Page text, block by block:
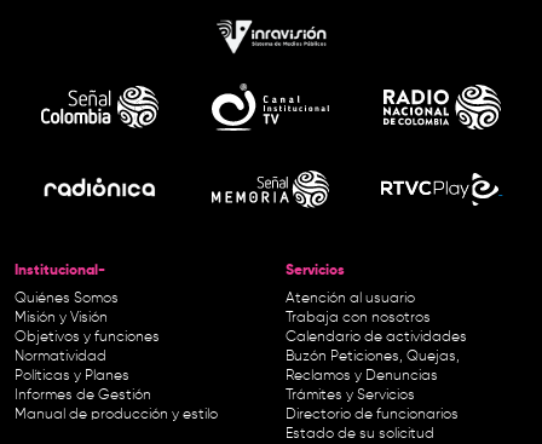
Institucional-
Quiénes Somos
Misión y Visión
Objetivos y funciones
Normatividad
Políticas y Planes
Informes de Gestión
Manual de producción y estilo
Servicios
Atención al usuario
Trabaja con nosotros
Calendario de actividades
Buzón Peticiones, Quejas,
Reclamos y Denuncias
Trámites y Servicios
Directorio de funcionarios
Estado de su solicitud